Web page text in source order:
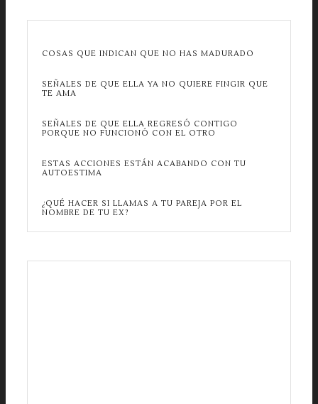
COSAS QUE INDICAN QUE NO HAS MADURADO
SEÑALES DE QUE ELLA YA NO QUIERE FINGIR QUE
TE AMA
SEÑALES DE QUE ELLA REGRESÓ CONTIGO
PORQUE NO FUNCIONÓ CON EL OTRO
ESTAS ACCIONES ESTÁN ACABANDO CON TU
AUTOESTIMA
¿QUÉ HACER SI LLAMAS A TU PAREJA POR EL
NOMBRE DE TU EX?